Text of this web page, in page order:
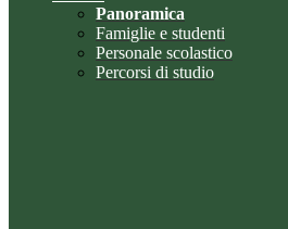
Panoramica
Famiglie e studenti
Personale scolastico
Percorsi di studio